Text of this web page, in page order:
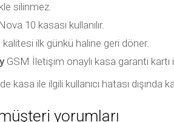
silinmez.
10 kasası kullanılır.
ilk günkü haline geri döner.
GSM İletişim onaylı kasa garanti kartı
kasa ile ilgili kullanıcı hatası
yorumları